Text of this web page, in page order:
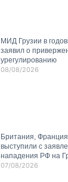
МИД Грузии в
заявил о
урегулированию
08/08/2026
Британия,
выступили с
нападения РФ на
07/08/2026